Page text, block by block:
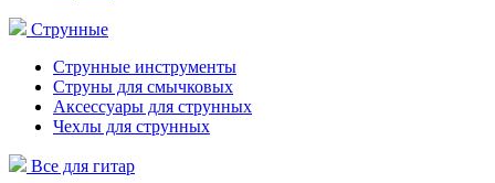
Струнные
Струнные инструменты
Струны для смычковых
Аксессуары для струнных
Чехлы для струнных
Все для гитар